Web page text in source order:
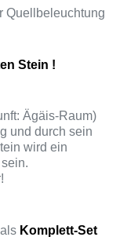
Quellbeleuchtung
Stein !
Ägäis-Raum)
und durch sein
wird ein
Komplett-Set